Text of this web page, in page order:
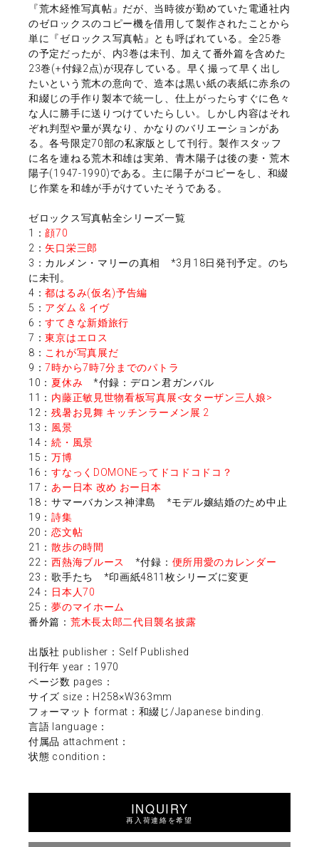
『荒木経惟写真帖』だが、当時彼が勤めていた電通社内
のゼロックスのコピー機を借用して製作されたことから
単に『ゼロックス写真帖』とも呼ばれている。全25巻
の予定だったが、内3巻は未刊、加えて番外篇を含めた
23巻(+付録2点)が現存している。早く撮って早く出し
たいという荒木の意向で、造本は黒い紙の表紙に赤糸の
和綴じの手作り製本で統一し、仕上がったらすぐに色々
な人に勝手に送りつけていたらしい。しかし内容はそれ
ぞれ判型や量が異なり、かなりのバリエーションがあ
る。各号限定70部の私家版として刊行。製作スタッフ
に名を連ねる荒木和雄は実弟、青木陽子は後の妻・荒木
陽子(1947-1990)である。主に陽子がコピーをし、和綴
じ作業を和雄が手がけていたそうである。
ゼロックス写真帖全シリーズ一覧
1： 顔70
2： 矢口栄三郎
3：カルメン・マリーの真相 *3月18日発刊予定。のち
に未刊。
4：都はるみ(仮名)予告編
5： アダム & イヴ
6：すてきな新婚旅行
7：東京はエロス
8： これが写真展だ
9：7時から7時7分までのパトラ
10： 夏休み *付録：デロン君ガンバル
11： 内藤正敏見世物看板写真展<女ターザン三人娘>
12：残暑お見舞 キッチンラーメン展 2
13： 風景
14：続・風景
15：万博
16：すなっくDOMONEってドコドコドコ？
17： あー日本 改め おー日本
18：サマーバカンス神津島 *モデル嬢結婚のため中止
19：詩集
20：恋文帖
21：散歩の時間
22：西熱海ブルース *付録： 便所用愛のカレンダー
23：歌手たち *印画紙4811枚シリーズに変更
24： 日本人70
25：夢のマイホーム
番外篇： 荒木長太郎二代目襲名披露
出版社 publisher：Self Published
刊行年 year：1970
ページ数 pages：
サイズ size：H258×W363mm
フォーマット format：和綴じ/Japanese binding.
言語 language：
付属品 attachment：
状態 condition：
INQUIRY
再入荷連絡を希望